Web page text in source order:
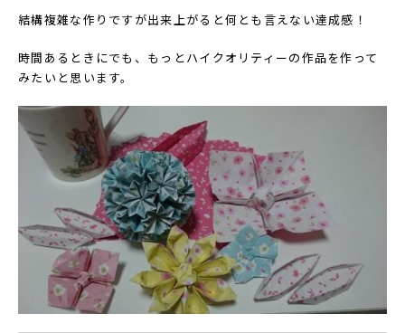
結構複雑な作りですが出来上がると何とも言えない達成感！
時間あるときにでも、もっとハイクオリティーの作品を作って
みたいと思います。